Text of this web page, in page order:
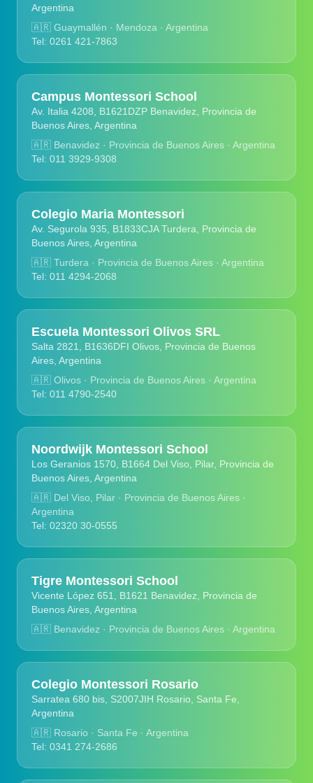
Argentina
🇦🇷 Guaymallén · Mendoza · Argentina
Tel: 0261 421-7863
Campus Montessori School
Av. Italia 4208, B1621DZP Benavidez, Provincia de
Buenos Aires, Argentina
🇦🇷 Benavidez · Provincia de Buenos Aires · Argentina
Tel: 011 3929-9308
Colegio Maria Montessori
Av. Segurola 935, B1833CJA Turdera, Provincia de
Buenos Aires, Argentina
🇦🇷 Turdera · Provincia de Buenos Aires · Argentina
Tel: 011 4294-2068
Escuela Montessori Olivos SRL
Salta 2821, B1636DFI Olivos, Provincia de Buenos
Aires, Argentina
🇦🇷 Olivos · Provincia de Buenos Aires · Argentina
Tel: 011 4790-2540
Noordwijk Montessori School
Los Geranios 1570, B1664 Del Viso, Pilar, Provincia de
Buenos Aires, Argentina
🇦🇷 Del Viso, Pilar · Provincia de Buenos Aires ·
Argentina
Tel: 02320 30-0555
Tigre Montessori School
Vicente López 651, B1621 Benavidez, Provincia de
Buenos Aires, Argentina
🇦🇷 Benavidez · Provincia de Buenos Aires · Argentina
Colegio Montessori Rosario
Sarratea 680 bis, S2007JIH Rosario, Santa Fe,
Argentina
🇦🇷 Rosario · Santa Fe · Argentina
Tel: 0341 274-2686